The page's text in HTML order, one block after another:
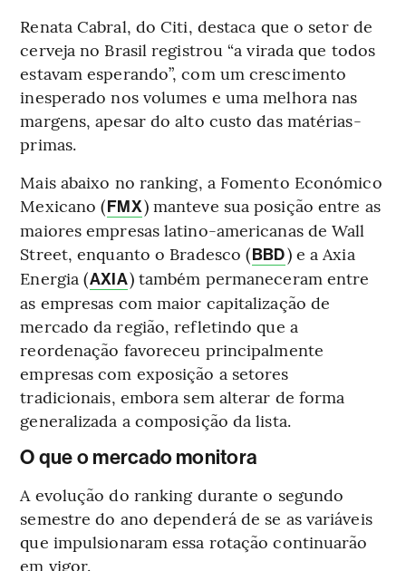
Renata Cabral, do Citi, destaca que o setor de
cerveja no Brasil registrou “a virada que todos
estavam esperando”, com um crescimento
inesperado nos volumes e uma melhora nas
margens, apesar do alto custo das matérias-
primas.
Mais abaixo no ranking, a Fomento Económico
Mexicano (FMX) manteve sua posição entre as
maiores empresas latino-americanas de Wall
Street, enquanto o Bradesco (BBD) e a Axia
Energia (AXIA) também permaneceram entre
as empresas com maior capitalização de
mercado da região, refletindo que a
reordenação favoreceu principalmente
empresas com exposição a setores
tradicionais, embora sem alterar de forma
generalizada a composição da lista.
O que o mercado monitora
A evolução do ranking durante o segundo
semestre do ano dependerá de se as variáveis
que impulsionaram essa rotação continuarão
em vigor.